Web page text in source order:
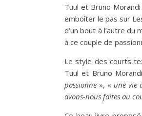
Tuul et Bruno
emboîter le pas sur
d’un bout à l’autre
à ce couple de
Le style des courts
Tuul et Bruno
passionne », « une vie
avons-nous faites au